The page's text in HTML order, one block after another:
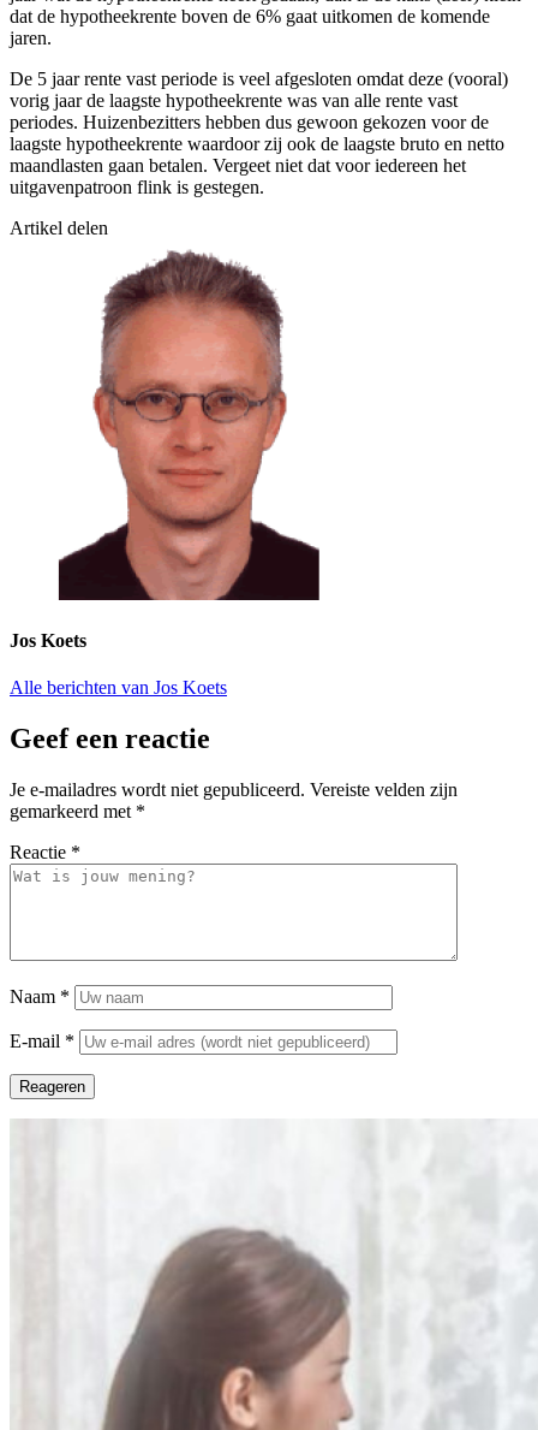
dat de hypotheekrente boven de 6% gaat uitkomen de komende
jaren.
De 5 jaar rente vast periode is veel afgesloten omdat deze (vooral)
vorig jaar de laagste hypotheekrente was van alle rente vast
periodes. Huizenbezitters hebben dus gewoon gekozen voor de
laagste hypotheekrente waardoor zij ook de laagste bruto en netto
maandlasten gaan betalen. Vergeet niet dat voor iedereen het
uitgavenpatroon flink is gestegen.
Artikel delen
Jos Koets
Alle berichten van Jos Koets
Geef een reactie
Je e-mailadres wordt niet gepubliceerd. Vereiste velden zijn
gemarkeerd met *
Reactie *
Naam *
E-mail *
Reageren